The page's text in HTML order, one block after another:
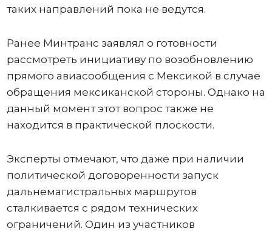
таких направлений пока не ведутся.
Ранее Минтранс заявлял о готовности
рассмотреть инициативу по возобновлению
прямого авиасообщения с Мексикой в случае
обращения мексиканской стороны. Однако на
данный момент этот вопрос также не
находится в практической плоскости.
Эксперты отмечают, что даже при наличии
политической договоренности запуск
дальнемагистральных маршрутов
сталкивается с рядом технических
ограничений. Один из участников